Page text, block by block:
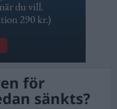
för
sänkts?